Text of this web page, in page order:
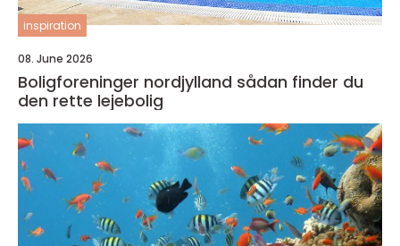
inspiration
08. June 2026
Boligforeninger nordjylland sådan finder du
den rette lejebolig